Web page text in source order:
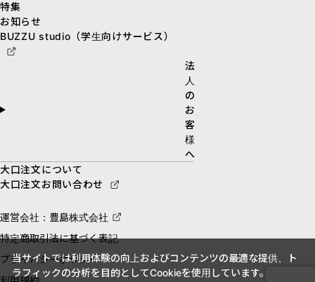
特集
お知らせ
BUZZU studio（学生向けサービス）
法
人
の
お
客
様
へ
大口注文について
大口注文お問い合わせ
運営会社：豊島株式会社
特定商取引法に基づく表記
プライバシーポリシー
当サイトでは利用体験の向上およびコンテンツの最適な提供、ト
ラフィックの分析を目的としてCookieを使用しています。